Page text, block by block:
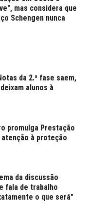
mas considera que
Schengen nunca
da 2.ª fase saem,
alunos à
promulga Prestação
atenção à proteção
da discussão
fala de trabalho
o que será"